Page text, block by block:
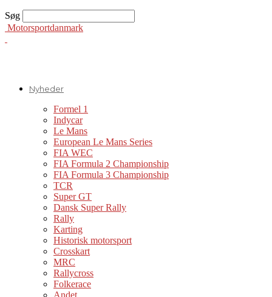
Søg
Motorsportdanmark
Nyheder
Formel 1
Indycar
Le Mans
European Le Mans Series
FIA WEC
FIA Formula 2 Championship
FIA Formula 3 Championship
TCR
Super GT
Dansk Super Rally
Rally
Karting
Historisk motorsport
Crosskart
MRC
Rallycross
Folkerace
Andet